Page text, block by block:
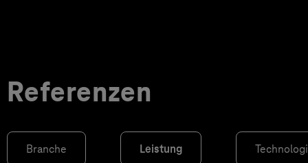
Referenzen
Branche Leistung